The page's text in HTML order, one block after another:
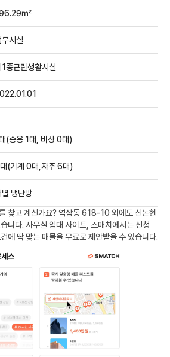
㎡
무시설
1종근린생활시설
대(승용 1대, 비상 0대)
대(기계 0대,자주 6대)
별 냉난방
찾고 계신가요? 역삼동 618-10 외에도 신논현
니다. 사무실 임대 사이트, 스매치에서는 신청
에 딱 맞는 매물을 무료로 제안받을 수 있습니다.